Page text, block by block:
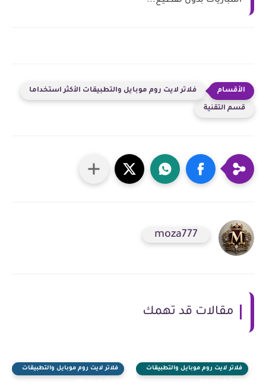
فلاتر لايت روم موبايل والتطبيقات الأكثر استخداما
قسم التقنية
moza777
مقالات قد تهمك
فلاتر لايت روم موبايل والتطبيقات
فلاتر لايت روم موبايل والتطبيقات